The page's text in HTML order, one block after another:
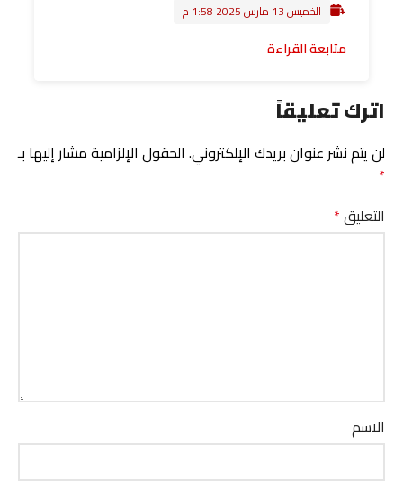
الخميس 13 مارس 2025 1:58 م
متابعة القراءة
اترك تعليقاً
لن يتم نشر عنوان بريدك الإلكتروني. الحقول الإلزامية مشار إليها بـ
*
التعليق*
الاسم